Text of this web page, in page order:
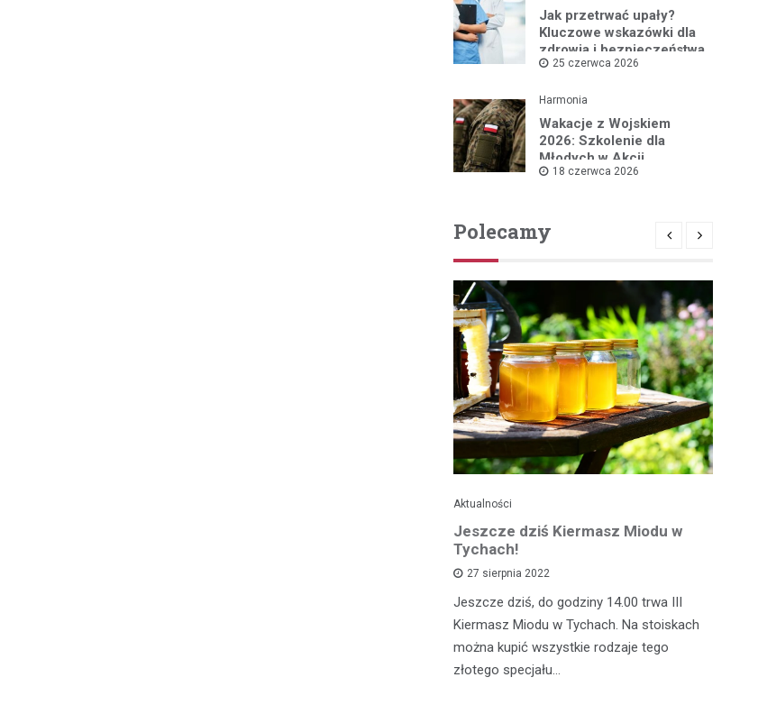
Jak przetrwać upały?
Kluczowe wskazówki dla
zdrowia i bezpieczeństwa
25 czerwca 2026
Harmonia
Wakacje z Wojskiem
2026: Szkolenie dla
Młodych w Akcji
18 czerwca 2026
Polecamy
Aktualności
Jeszcze dziś Kiermasz Miodu w
Tychach!
27 sierpnia 2022
Jeszcze dziś, do godziny 14.00 trwa III
Kiermasz Miodu w Tychach. Na stoiskach
można kupić wszystkie rodzaje tego
złotego specjału…